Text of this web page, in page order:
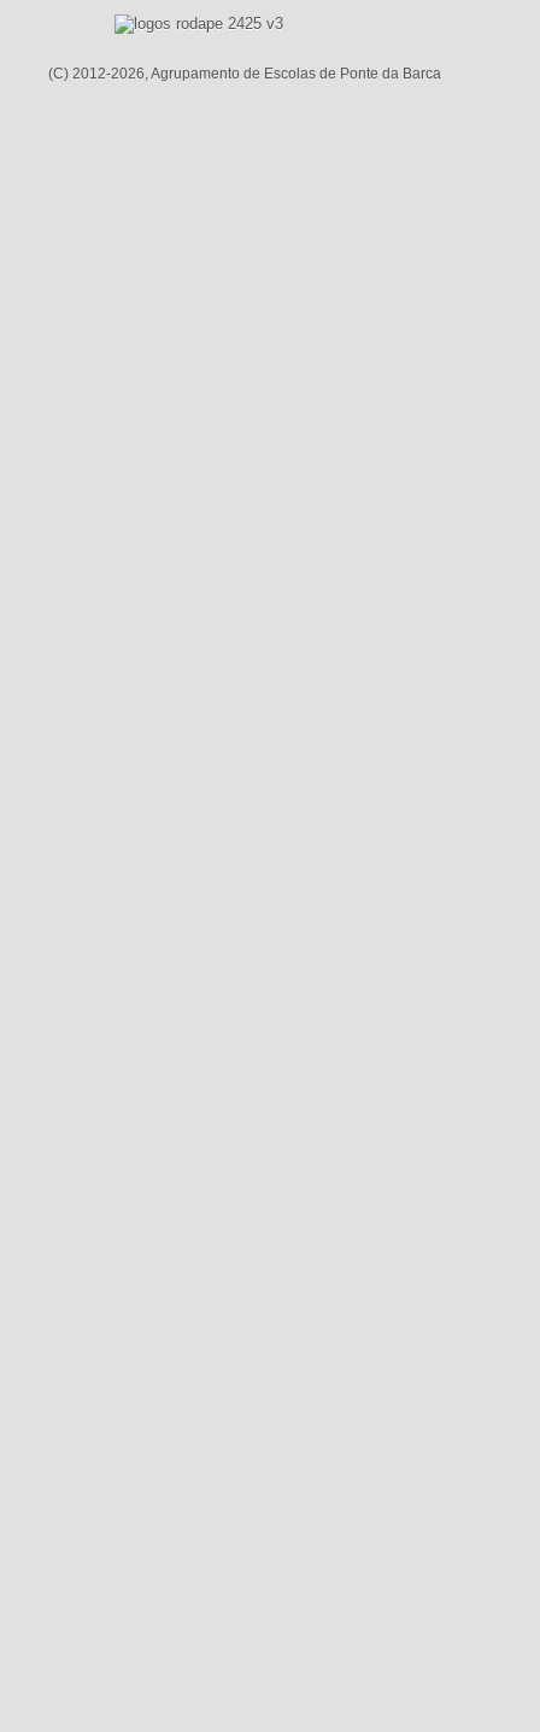
(C) 2012-2026, Agrupamento de Escolas de Ponte da Barca